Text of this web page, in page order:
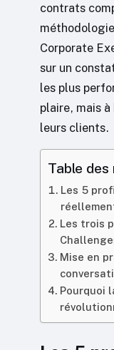
contrats
Corporate
sur un
les plus
plaire, mais
leurs clients.
Table
Les 5
Les trois
Mise en
Pourquoi